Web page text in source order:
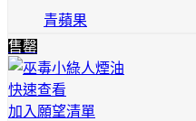
青蘋果
售罄
快速查看
加入願望清單